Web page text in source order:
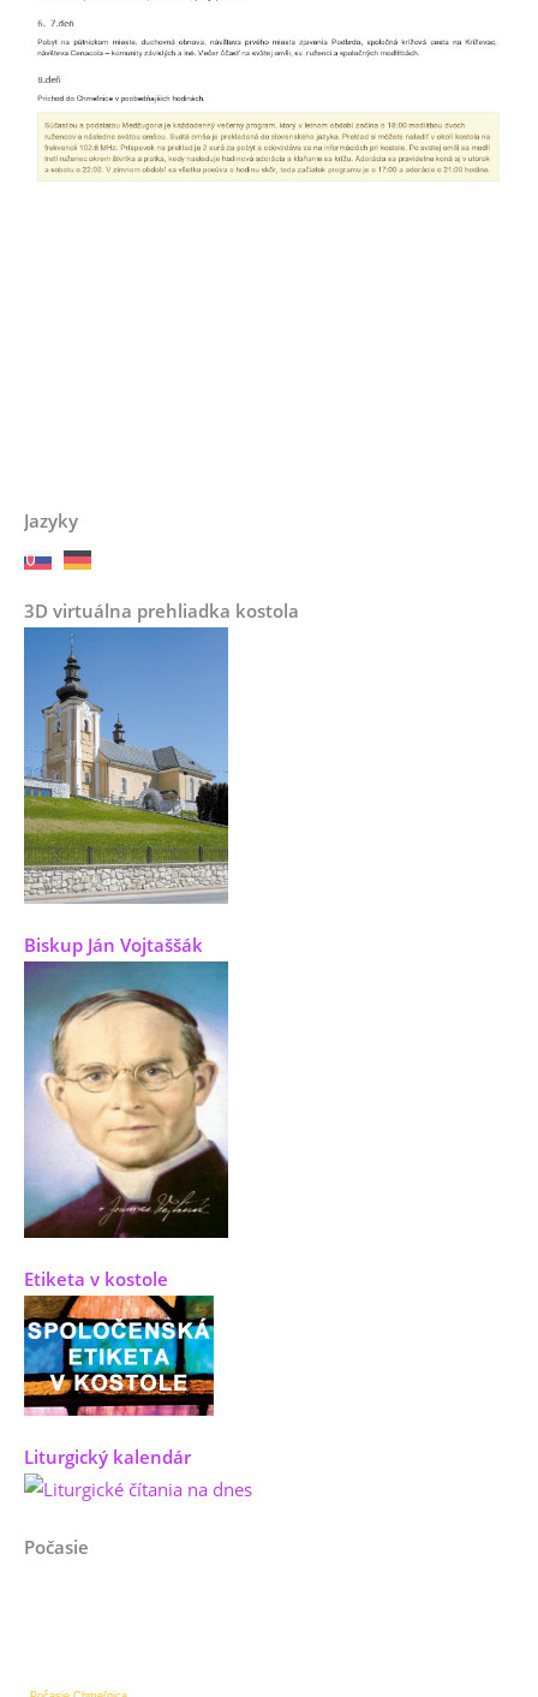
Jazyky
3D virtuálna prehliadka kostola
Biskup Ján Vojtaššák
Etiketa v kostole
Liturgický kalendár
Počasie